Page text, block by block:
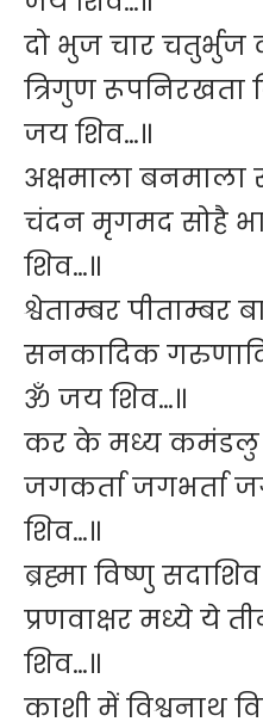
दो भुज चार चतुर्भुज
त्रिगुण रूपनिरखता
जय शिव…॥
अक्षमाला बनमाला
चंदन मृगमद सोहै
शिव…॥
श्वेताम्बर पीताम्बर
सनकादिक
ॐ जय शिव…॥
कर के मध्य कमंडलु
जगकर्ता जगभर्ता
शिव…॥
ब्रह्मा विष्णु
प्रणवाक्षर मध्ये ये
शिव…॥
काशी में विश्वनाथ